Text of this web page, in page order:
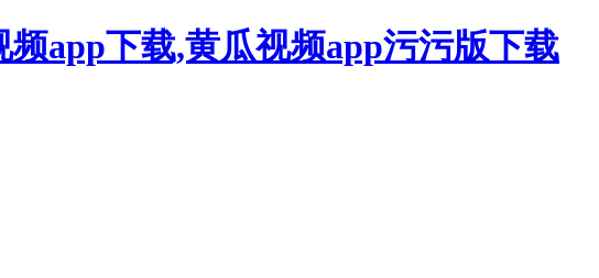
app下载,黄瓜视频app污污版下载